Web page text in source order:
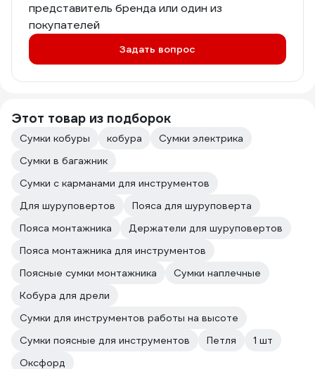
представитель бренда или один из
покупателей
Задать вопрос
Этот товар из подборок
Сумки кобуры кобура
Сумки электрика
Сумки в багажник
Сумки с карманами для инструментов
Для шуруповертов
Пояса для шуруповерта
Пояса монтажника
Держатели для шуруповертов
Пояса монтажника для инструментов
Поясные сумки монтажника
Сумки наплечные
Кобура для дрели
Сумки для инструментов работы на высоте
Сумки поясные для инструментов
Петля
1 шт
Оксфорд